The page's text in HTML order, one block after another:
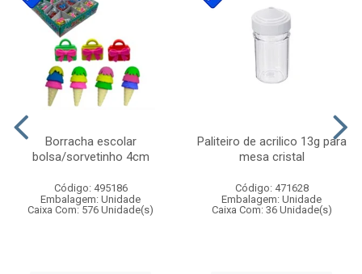
Borracha escolar
bolsa/sorvetinho 4cm
Código: 495186
Embalagem: Unidade
Caixa Com: 576 Unidade(s)
Paliteiro de acrilico 13g para
mesa cristal
Código: 471628
Embalagem: Unidade
Caixa Com: 36 Unidade(s)